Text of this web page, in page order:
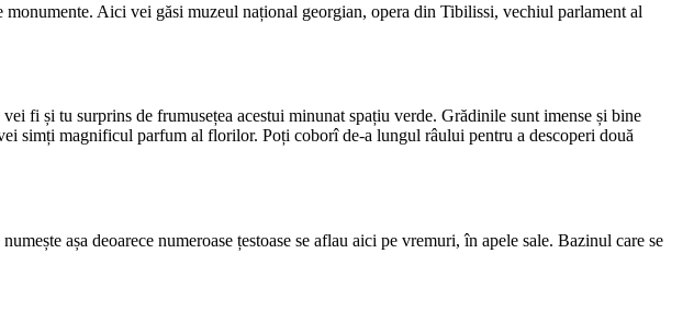
Aici vei găsi muzeul național georgian, opera din Tibilissi, vechiul parlament al
fi și tu surprins de frumusețea acestui minunat spațiu verde. Grădinile sunt imense și bine
simți magnificul parfum al florilor. Poți coborî de-a lungul râului pentru a descoperi două
așa deoarece numeroase țestoase se aflau aici pe vremuri, în apele sale. Bazinul care se